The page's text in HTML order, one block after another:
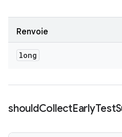
Renvoie
long
shouldCollectEarlyTest